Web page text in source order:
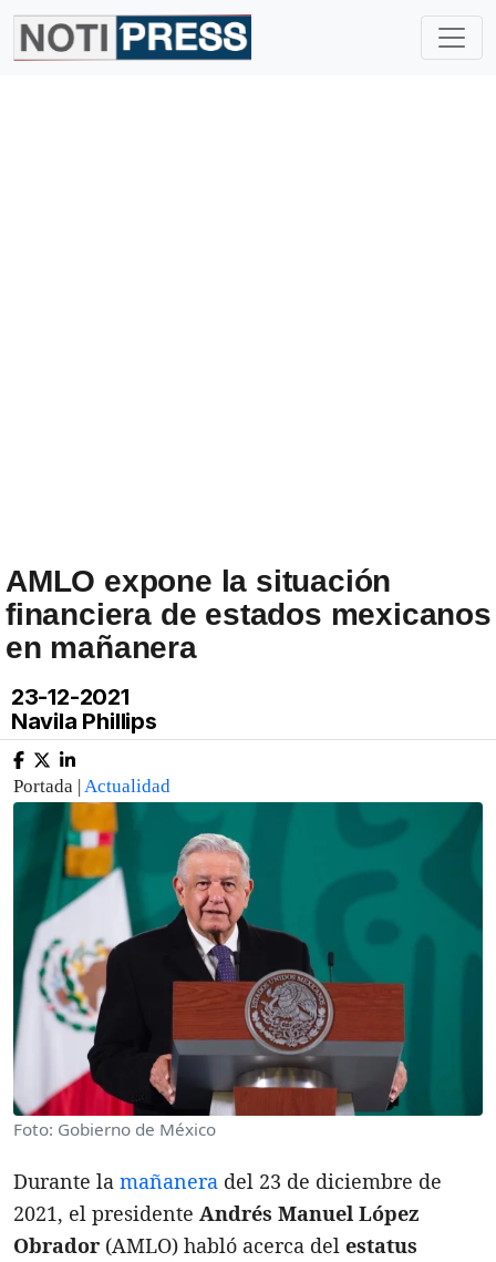
AMLO expone la situación
financiera de estados mexicanos
en mañanera
23-12-2021
Navila Phillips
Portada |Actualidad
Foto: Gobierno de México
Durante la mañanera del 23 de diciembre de
2021, el presidente Andrés Manuel López
Obrador (AMLO) habló acerca del estatus